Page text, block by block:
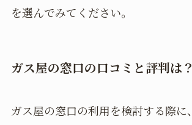
を選んでみてください。
ガス屋の窓口の口コミと評判は？
ガス屋の窓口の利用を検討する際に